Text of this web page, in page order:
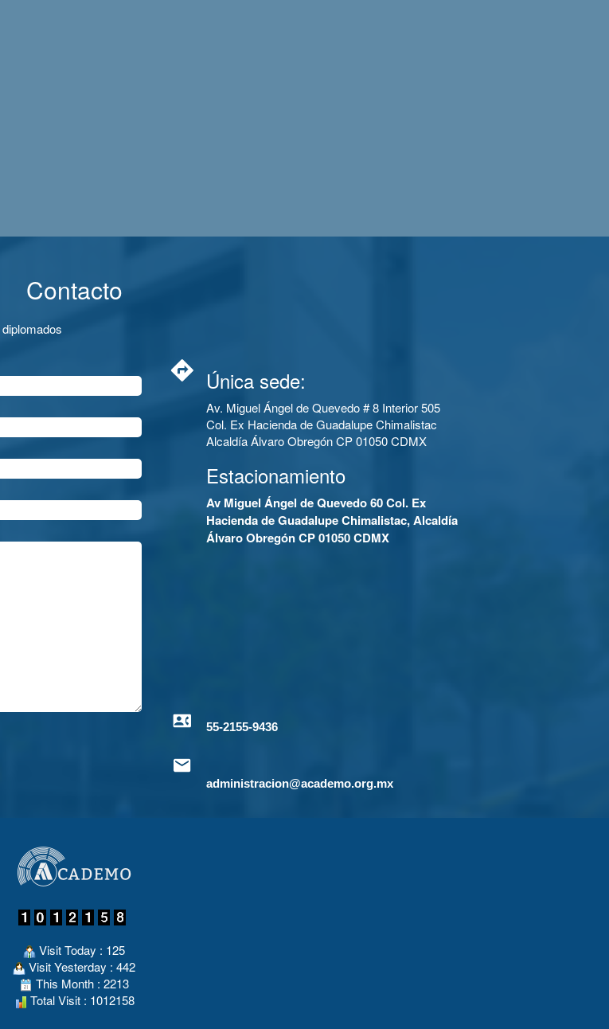
Contacto
Única sede:
Av. Miguel Ángel de Quevedo # 8 Interior 505
Col. Ex Hacienda de Guadalupe Chimalistac
Alcaldía Álvaro Obregón CP 01050 CDMX
Estacionamiento
Av Miguel Ángel de Quevedo 60 Col. Ex
Hacienda de Guadalupe Chimalistac, Alcaldía
Álvaro Obregón CP 01050 CDMX
55-2155-9436
administracion@academo.org.mx
Visit Today : 125
Visit Yesterday : 442
This Month : 2213
Total Visit : 1012158